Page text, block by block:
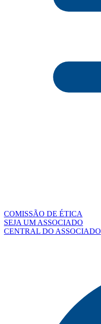
COMISSÃO DE ÉTICA
SEJA UM ASSOCIADO
CENTRAL DO ASSOCIADO